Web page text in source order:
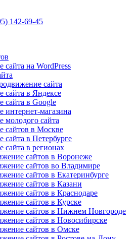
142-69-45
на WordPress
сайта
сайта в Яндексе
сайта в Google
магазина
молодого сайта
сайтов в Москве
в Петербурге
в регионах
сайтов в Воронеже
сайтов во Владимире
сайтов в Екатеринбурге
сайтов в Казани
сайтов в Краснодаре
сайтов в Курске
сайтов в Нижнем Новгороде
сайтов в Новосибирске
сайтов в Омске